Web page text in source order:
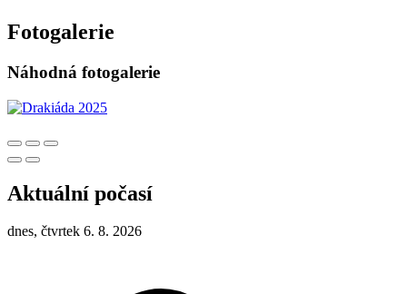
Fotogalerie
Náhodná fotogalerie
Aktuální počasí
dnes, čtvrtek 6. 8. 2026